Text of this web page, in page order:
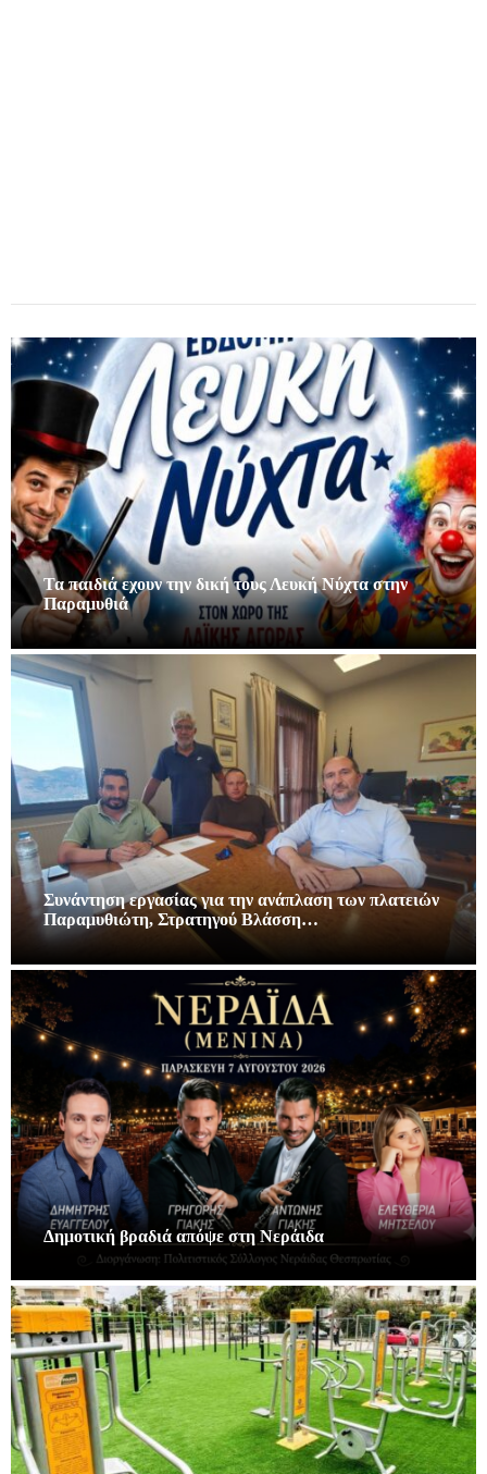
Τα παιδιά εχουν την δική τους Λευκή Νύχτα στην
Παραμυθιά
Συνάντηση εργασίας για την ανάπλαση των πλατειών
Παραμυθιώτη, Στρατηγού Βλάσση…
Δημοτική βραδιά απόψε στη Νεράιδα